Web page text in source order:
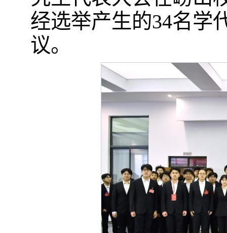
经选举产生的34名学
议。